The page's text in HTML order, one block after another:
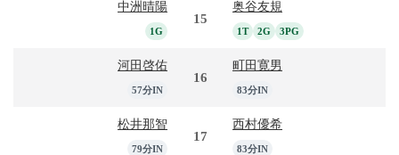
中洲晴陽
1G
15
奥谷友規
1T 2G 3PG
河田啓佑
57分IN
16
町田寛男
83分IN
松井那智
79分IN
17
西村優希
83分IN